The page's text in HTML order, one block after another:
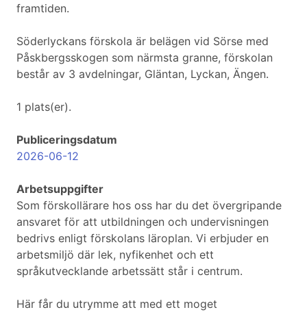
framtiden.
Söderlyckans förskola är belägen vid Sörse med
Påskbergsskogen som närmsta granne, förskolan
består av 3 avdelningar, Gläntan, Lyckan, Ängen.
1 plats(er).
Publiceringsdatum
2026-06-12
Arbetsuppgifter
Som förskollärare hos oss har du det övergripande
ansvaret för att utbildningen och undervisningen
bedrivs enligt förskolans läroplan. Vi erbjuder en
arbetsmiljö där lek, nyfikenhet och ett
språkutvecklande arbetssätt står i centrum.
Här får du utrymme att med ett moget